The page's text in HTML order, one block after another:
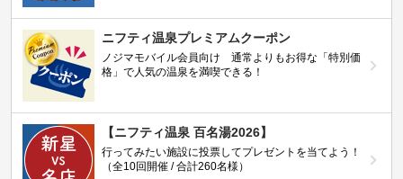
ニフティ温泉プレミアムクーポン
ノジマモバイル会員向け 通常よりもお得な「特別価
格」で人気の温泉を満喫できる！
【ニフティ温泉 百名湯2026】
行ってみたい施設に投票してプレゼントを当てよう！
（全10回開催 / 合計260名様）